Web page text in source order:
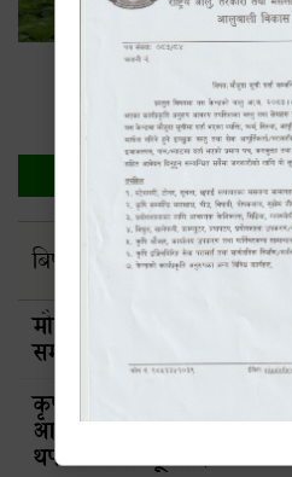
कार्यालयमा
बिषय जारी
मिति
मौजुदा सूची दर्ता
सम्बन्धि सूचना।
कृषकस्तरीय तालिम
आवेदनको लागि म्याद
थप सम्बन्धि सूचना।